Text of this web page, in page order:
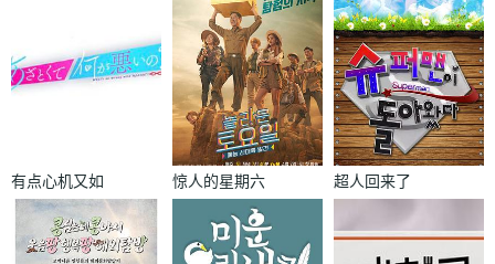
有点心机又如
惊人的星期六 超人回来了